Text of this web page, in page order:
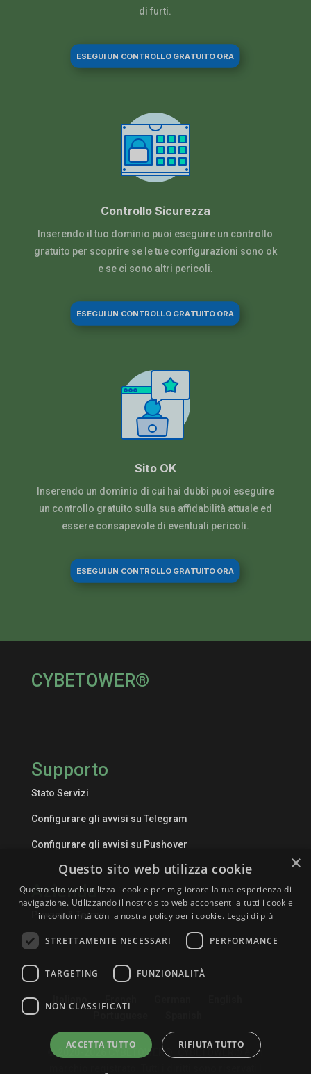
di furti.
ESEGUI UN CONTROLLO GRATUITO ORA
Controllo Sicurezza
Inserendo il tuo dominio puoi eseguire un controllo
gratuito per scoprire se le tue configurazioni sono ok
e se ci sono altri pericoli.
ESEGUI UN CONTROLLO GRATUITO ORA
Sito OK
Inserendo un dominio di cui hai dubbi puoi eseguire
un controllo gratuito sulla sua affidabilità attuale ed
essere consapevole di eventuali pericoli.
ESEGUI UN CONTROLLO GRATUITO ORA
CYBETOWER®
Supporto
Stato Servizi
Configurare gli avvisi su Telegram
Configurare gli avvisi su Pushover
Azienda
Privacy & Terms
© 2020-
CYBETOWER®. CYBETOWER® è un
×
Questo sito web utilizza cookie
Questo sito web utilizza i cookie per migliorare la tua esperienza di
navigazione. Utilizzando il nostro sito web acconsenti a tutti i cookie
in conformità con la nostra policy per i cookie. Leggi di più
STRETTAMENTE NECESSARI PERFORMANCE
TARGETING FUNZIONALITÀ
NON CLASSIFICATI
ACCETTA TUTTO RIFIUTA TUTTO